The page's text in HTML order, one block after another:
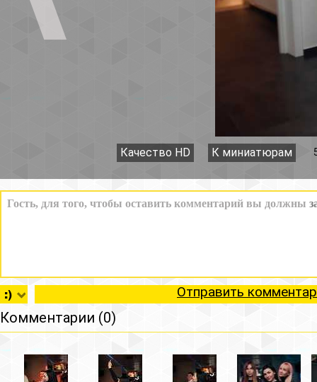
Качество HD К миниатюрам
Отправить
Комментарии (0)